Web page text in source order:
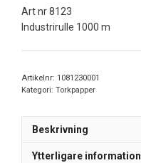
Art nr 8123
Industrirulle 1000 m
Artikelnr: 1081230001
Kategori: Torkpapper
Beskrivning
Ytterligare information